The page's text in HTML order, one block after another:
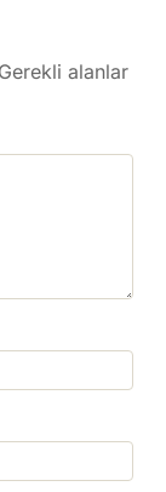
Gerekli alanlar